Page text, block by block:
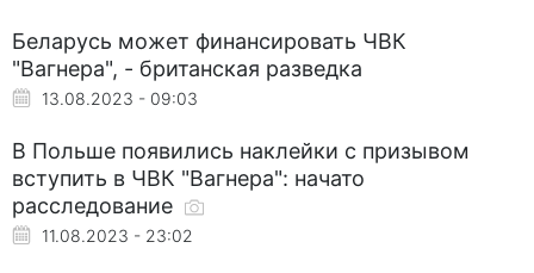
Беларусь может финансировать ЧВК
"Вагнера", - британская разведка
13.08.2023 - 09:03
В Польше появились наклейки с призывом
вступить в ЧВК "Вагнера": начато
расследование
11.08.2023 - 23:02